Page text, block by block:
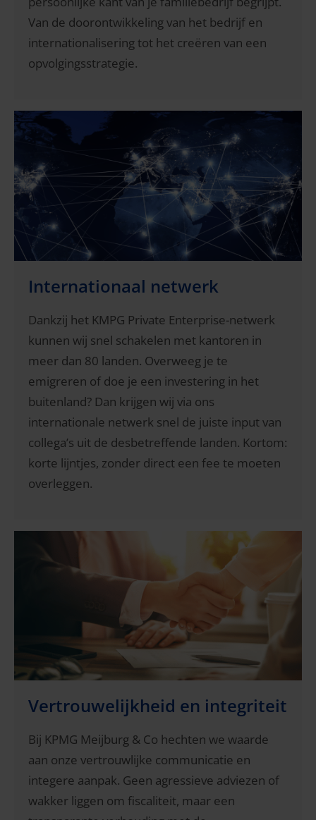
Van de doorontwikkeling van het bedrijf en
internationalisering tot het creëren van een
opvolgingsstrategie.
Internationaal netwerk
Dankzij het KMPG Private Enterprise-netwerk
kunnen wij snel schakelen met kantoren in
meer dan 80 landen. Overweeg je te
emigreren of doe je een investering in het
buitenland? Dan krijgen wij via ons
internationale netwerk snel de juiste input van
collega’s uit de desbetreffende landen. Kortom:
korte lijntjes, zonder direct een fee te moeten
overleggen.
Vertrouwelijkheid en integriteit
Bij KPMG Meijburg & Co hechten we waarde
aan onze vertrouwlijke communicatie en
integere aanpak. Geen agressieve adviezen of
wakker liggen om fiscaliteit, maar een